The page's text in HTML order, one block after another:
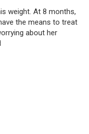
weight. At 8 months,
the means to treat
about her